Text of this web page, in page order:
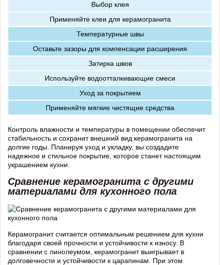
Выбор клея
Применяйте клеи для керамогранита
Температурные швы
Оставьте зазоры для компенсации расширения
Затирка швов
Используйте водоотталкивающие смеси
Уход за покрытием
Применяйте мягкие чистящие средства
Контроль влажности и температуры в помещении обеспечит
стабильность и сохранит внешний вид керамогранита на
долгие годы. Планируя уход и укладку, вы создадите
надежное и стильное покрытие, которое станет настоящим
украшением кухни.
Сравнение керамогранита с другими
материалами для кухонного пола
Керамогранит считается оптимальным решением для кухни
благодаря своей прочности и устойчивости к износу. В
сравнении с линолеумом, керамогранит выигрывает в
долговечности и устойчивости к царапинам. При этом